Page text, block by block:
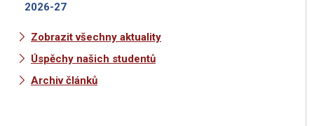
2026-27
Zobrazit všechny aktuality
Úspěchy našich studentů
Archiv článků